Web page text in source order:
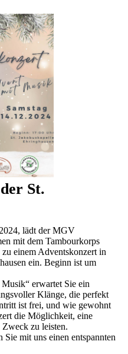
St.
lädt der MGV
mit dem Tambourkorps
einem Adventskonzert in
ein. Beginn ist um
erwartet Sie ein
Klänge, die perfekt
ist frei, und wie gewohnt
die Möglichkeit, eine
Zweck zu leisten.
mit uns einen entspannten